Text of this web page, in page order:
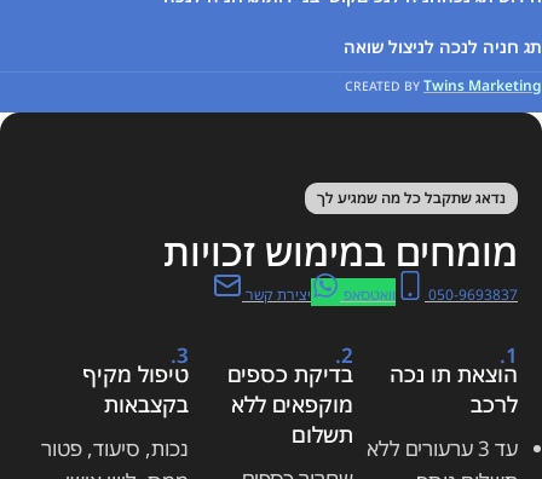
תג חניה לנכה לניצול שואה
CREATED BY Twins Marketing
נדאג שתקבל כל מה שמגיע לך
מומחים במימוש זכויות
050-9693837 וואטסאפ יצירת קשר
1.
הוצאת תו נכה
לרכב
עד 3 ערעורים ללא
2.
בדיקת כספים
מוקפאים ללא
תשלום
3.
טיפול מקיף
בקצבאות
נכות, סיעוד, פטור